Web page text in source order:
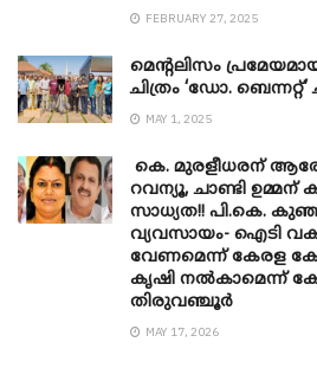
FEBRUARY 27, 2025
മെന്‍റലിസം
ചിത്രം ‘ഡോ.
MAY 1, 2025
കെ. മുരളീധരന്
റവന്യൂ, ചാണ്ടി
സാധ്യത!! പി.കെ.
വ്യവസായം- ഐടി
വേണമെന്ന് കേരള
കൃഷി നൽകാമെന്ന്
തിരുവഞ്ചൂർ
MAY 17, 2026